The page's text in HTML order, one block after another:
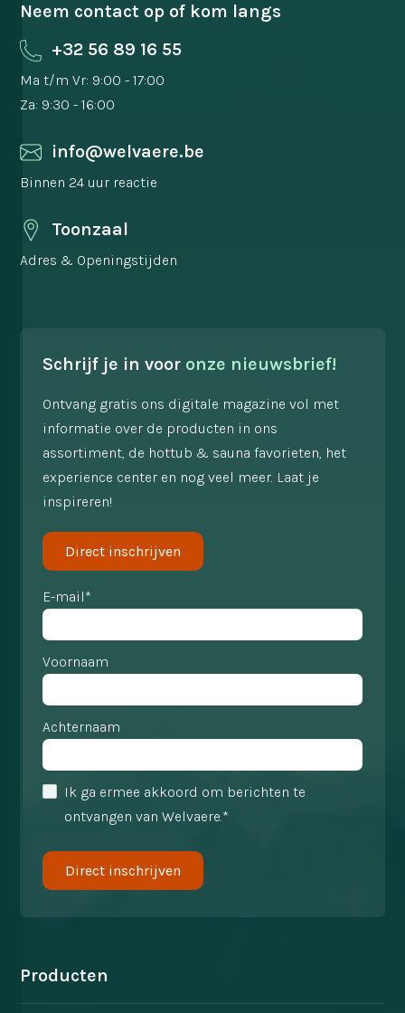
Neem contact op of kom langs
+32 56 89 16 55
Ma t/m Vr: 9:00 - 17:00
Za: 9:30 - 16:00
info@welvaere.be
Binnen 24 uur reactie
Toonzaal
Adres & Openingstijden
Schrijf je in voor onze nieuwsbrief!
Ontvang gratis ons digitale magazine vol met
informatie over de producten in ons
assortiment, de hottub & sauna favorieten, het
experience center en nog veel meer. Laat je
inspireren!
Direct inschrijven
E-mail*
Voornaam
Achternaam
Ik ga ermee akkoord om berichten te
ontvangen van Welvaere.*
Producten